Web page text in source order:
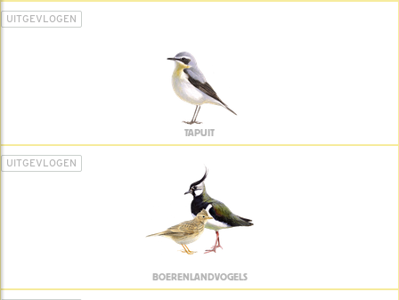
UITGEVLOGEN
TAPUIT
UITGEVLOGEN
BOERENLANDVOGELS